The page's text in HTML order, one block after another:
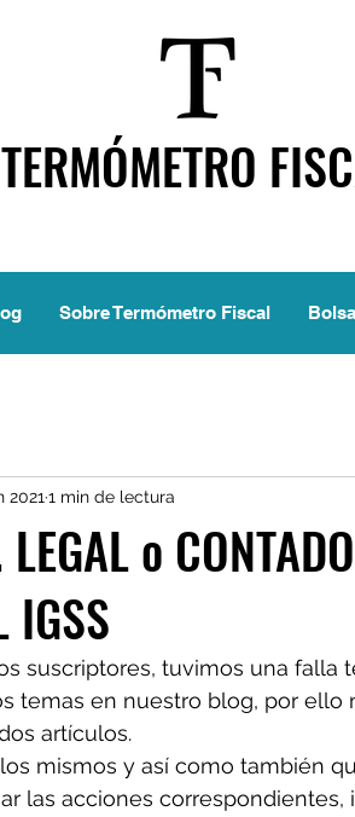
TERMÓMETRO
Sobre Termómetro Fiscal
LEGAL o
IGSS
2021 1 min de lectura
suscriptores, tuvimos una falla
temas en nuestro blog, por ello
artículos.
mismos y así como también
las acciones